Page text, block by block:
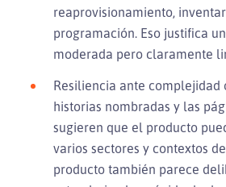
reaprovisionamiento,
programación. Eso justifica
moderada pero claramente
Resiliencia ante complejidad
historias nombradas y las
sugieren que el producto
varios sectores y contextos
producto también parece